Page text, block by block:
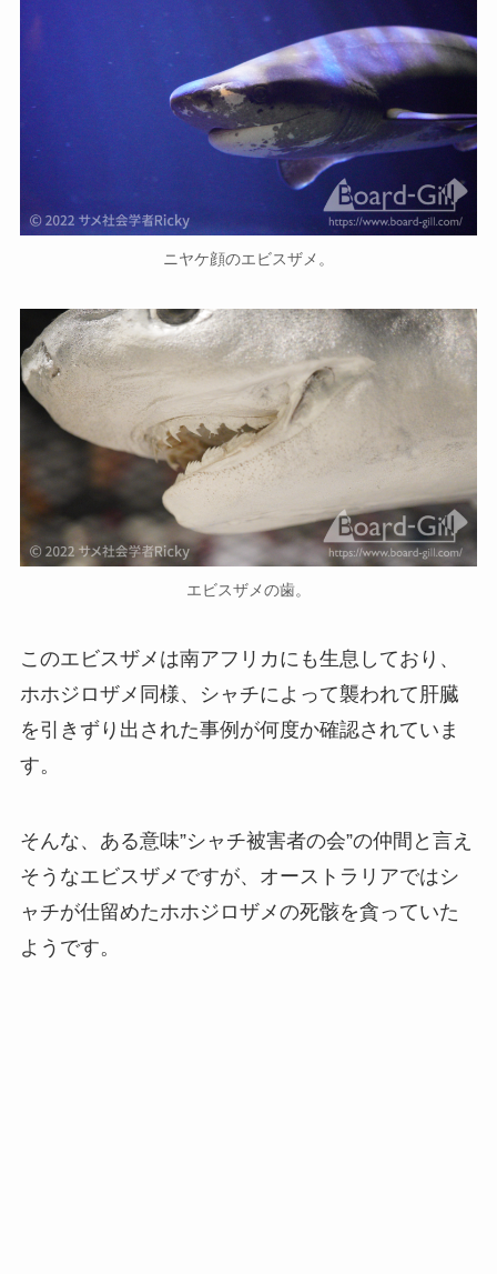
ニヤケ顔のエビスザメ。
エビスザメの歯。
このエビスザメは南アフリカにも生息しており、
ホホジロザメ同様、シャチによって襲われて肝臓
を引きずり出された事例が何度か確認されていま
す。
そんな、ある意味”シャチ被害者の会”の仲間と言え
そうなエビスザメですが、オーストラリアではシ
ャチが仕留めたホホジロザメの死骸を貪っていた
ようです。